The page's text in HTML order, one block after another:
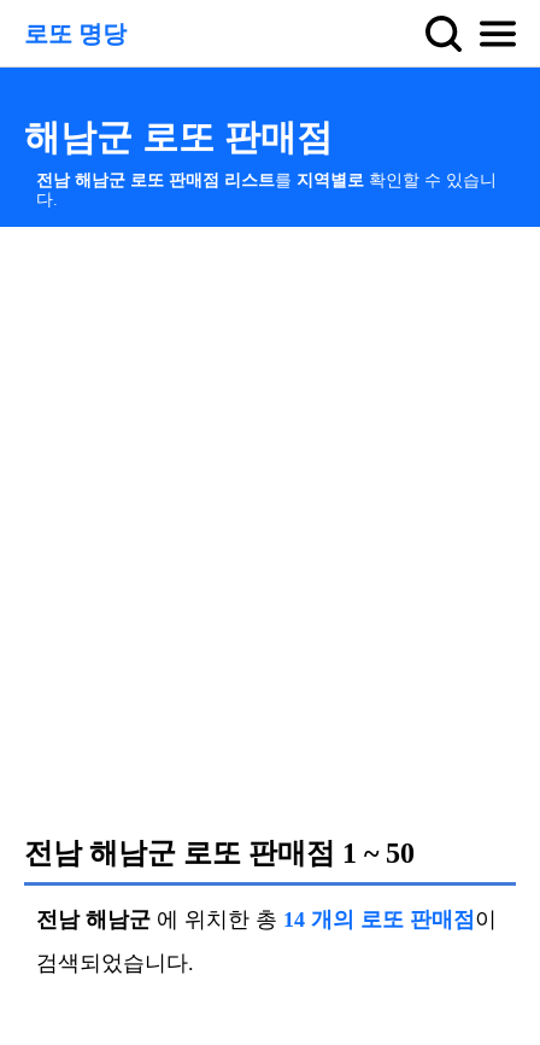
로또 명당
해남군 로또 판매점
전남 해남군 로또 판매점 리스트를 지역별로 확인할 수 있습니
다.
전남 해남군 로또 판매점 1 ~ 50
전남 해남군 에 위치한 총 14 개의 로또 판매점 이
검색되었습니다.